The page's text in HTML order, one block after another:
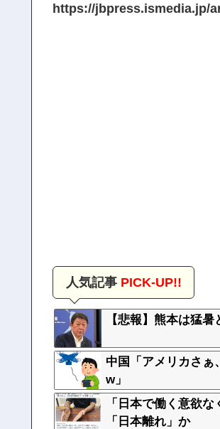
https://jbpress.ismedia.jp/
人気記事PICK-UP!!
【悲報】熊本は猛
中国「アメリカさぁ
w」
「日本で働く意欲
「日本離れ」か